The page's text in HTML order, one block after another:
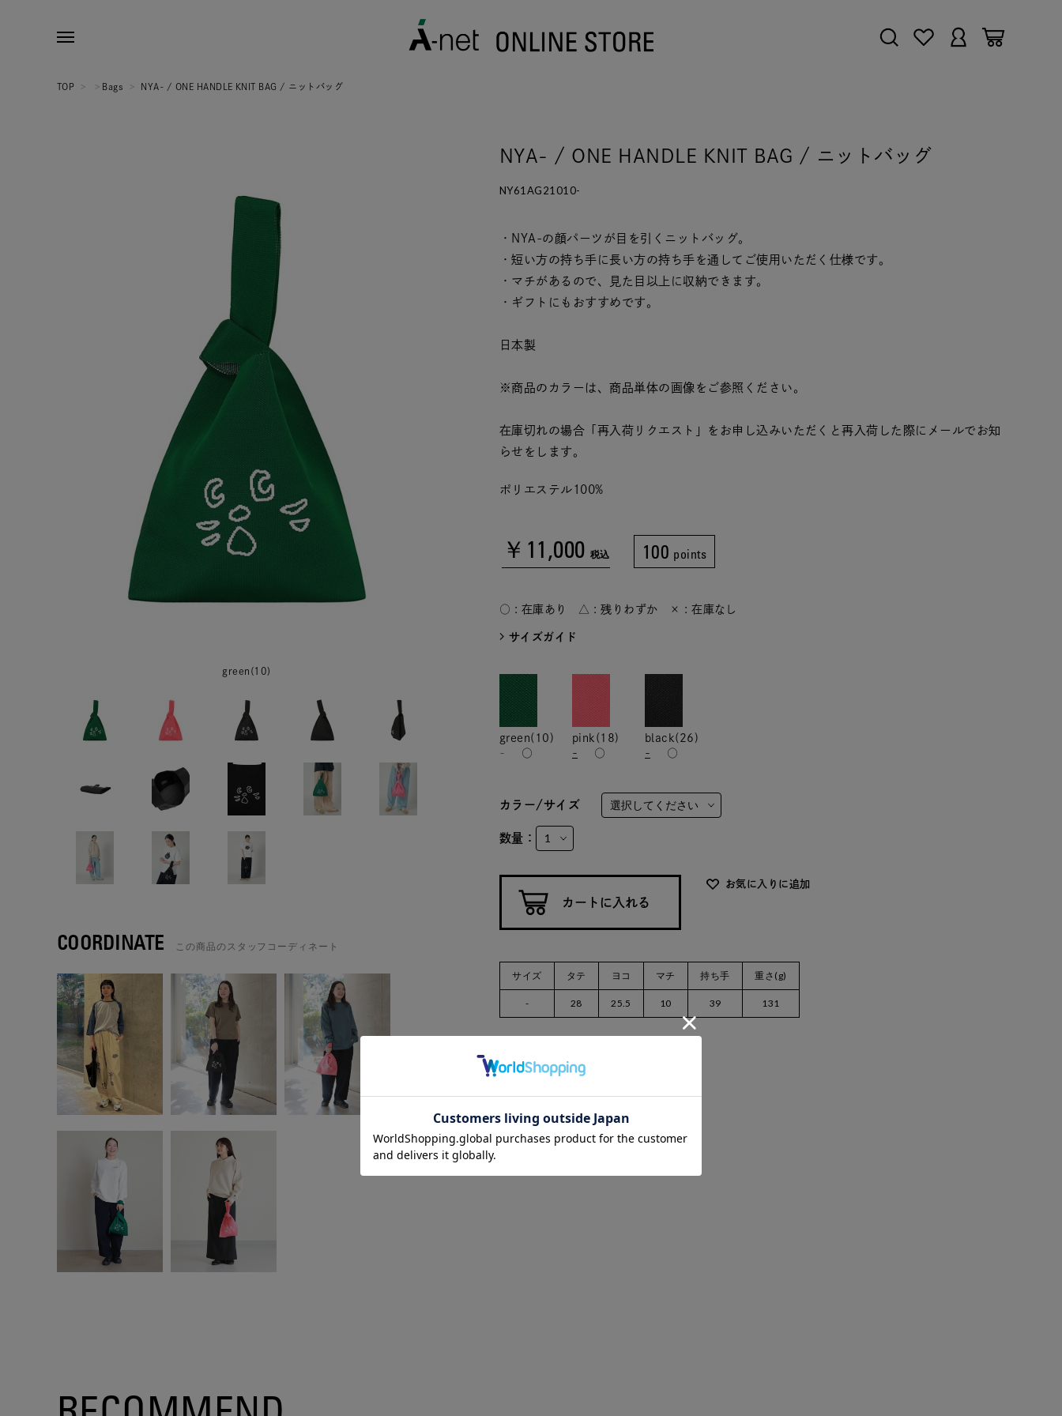
TOP > > Bags > NYA- / ONE HANDLE KNIT BAG / ニットバッグ
green(10)
COORDINATE この商品のスタッフコーディネート
NYA- / ONE HANDLE KNIT BAG / ニットバッグ
NY61AG21010-
・NYA-の顔パーツが目を引くニットバッグ。
・短い方の持ち手に長い方の持ち手を通してご使用いただく仕様です。
・マチがあるので、見た目以上に収納できます。
・ギフトにもおすすめです。
日本製
※商品のカラーは、商品単体の画像をご参照ください。
在庫切れの場合「再入荷リクエスト」をお申し込みいただくと再入荷した際にメールでお知
らせをします。
ポリエステル100%
￥11,000 税込 100 points
○ : 在庫あり △ : 残りわずか × : 在庫なし
サイズガイド
green(10)
-
○
pink(18)
-
○
black(26)
-
○
カラー/サイズ
数量：
お気に入りに追加
サイズ タテ ヨコ マチ 持ち手 重さ(g)
- 28 25.5 10 39 131
この商品について問い合わせる